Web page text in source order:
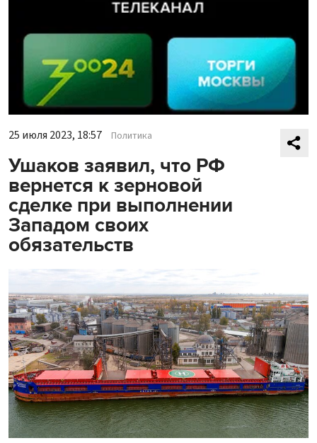
25 июля 2023, 18:57 Политика
Ушаков заявил, что РФ
вернется к зерновой
сделке при выполнении
Западом своих
обязательств